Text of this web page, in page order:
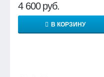
4 600 руб.
В КОРЗИНУ